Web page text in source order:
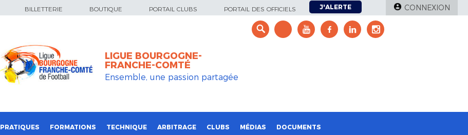
BILLETTERIE BOUTIQUE PORTAIL CLUBS PORTAIL DES OFFICIELS J'ALERTE CONNEXION
LIGUE BOURGOGNE-
FRANCHE-COMTÉ
Ensemble, une passion partagée
PRATIQUES FORMATIONS TECHNIQUE ARBITRAGE CLUBS MÉDIAS DOCUMENTS